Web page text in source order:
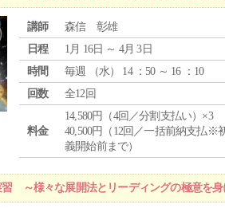
講師
森信 彰雄
日程
1月 16日 ～ 4月 3日
時間
毎週 （水） 14 ：50 ～ 16 ：10
回数
全12回
料金
14,580円（4回／分割支払い）×3
40,500円（12回／一括前納支払※
義開始前まで）
習 ～様々な展開法とリーディングの極意を身